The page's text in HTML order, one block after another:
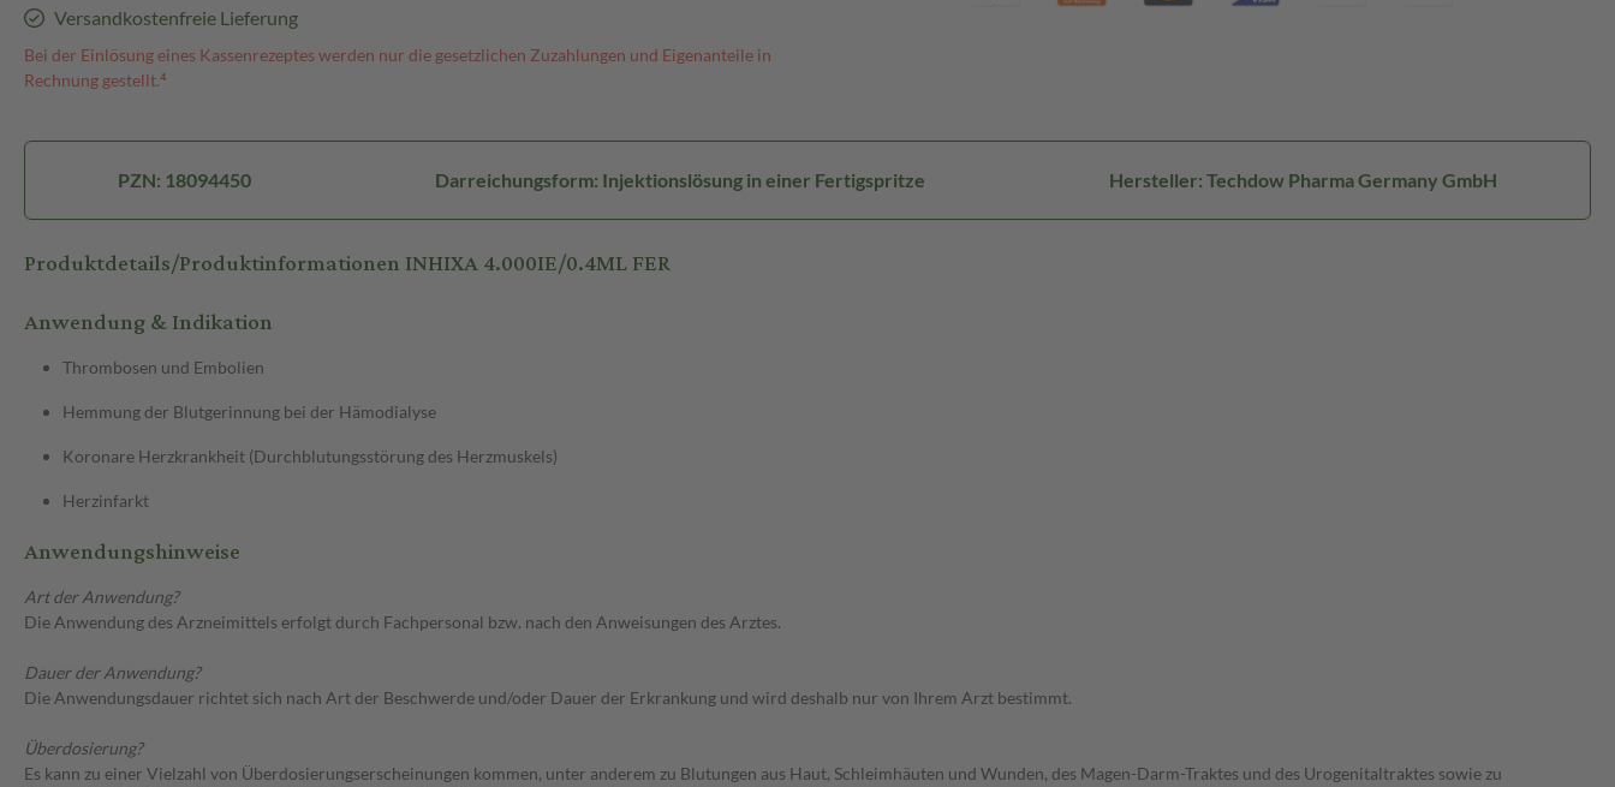
Versandkostenfreie Lieferung
Bei der Einlösung eines Kassenrezeptes werden nur die gesetzlichen Zuzahlungen und Eigenanteile in
Rechnung gestellt.⁴
PZN: 18094450 Darreichungsform: Injektionslösung in einer Fertigspritze Hersteller: Techdow Pharma Germany GmbH
Produktdetails/Produktinformationen INHIXA 4.000IE/0.4ML FER
Anwendung & Indikation
Thrombosen und Embolien
Hemmung der Blutgerinnung bei der Hämodialyse
Koronare Herzkrankheit (Durchblutungsstörung des Herzmuskels)
Herzinfarkt
Anwendungshinweise
Art der Anwendung?
Die Anwendung des Arzneimittels erfolgt durch Fachpersonal bzw. nach den Anweisungen des Arztes.
Dauer der Anwendung?
Die Anwendungsdauer richtet sich nach Art der Beschwerde und/oder Dauer der Erkrankung und wird deshalb nur von Ihrem Arzt bestimmt.
Überdosierung?
Es kann zu einer Vielzahl von Überdosierungserscheinungen kommen, unter anderem zu Blutungen aus Haut, Schleimhäuten und Wunden, des Magen-Darm-Traktes und des Urogenitaltraktes sowie zu